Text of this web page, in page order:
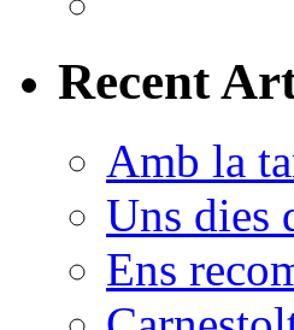
Recent
Amb la
Uns dies
Ens